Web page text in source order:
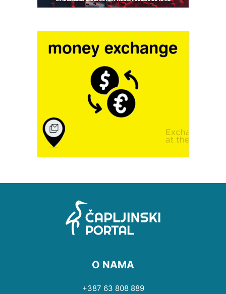
O NAMA
+387 63 808 889